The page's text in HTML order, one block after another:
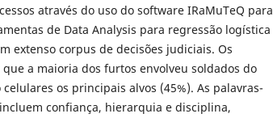
através do uso do software IRaMuTeQ para
de Data Analysis para regressão logística
extenso corpus de decisões judiciais. Os
a maioria dos furtos envolveu soldados do
os principais alvos (45%). As palavras-
confiança, hierarquia e disciplina,